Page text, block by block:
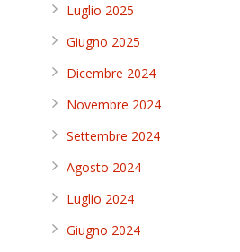
Luglio 2025
Giugno 2025
Dicembre 2024
Novembre 2024
Settembre 2024
Agosto 2024
Luglio 2024
Giugno 2024